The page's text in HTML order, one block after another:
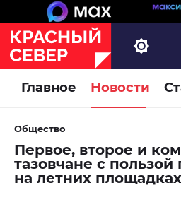
Главное Новости
Общество
Первое, второе и
тазовчане с пользой
на летних площадках